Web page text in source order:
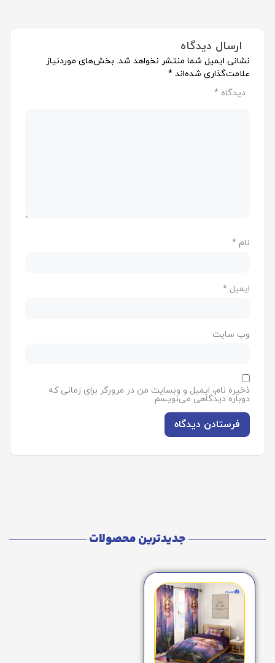
ارسال دیدگاه
نشانی ایمیل شما منتشر نخواهد شد. بخش‌های موردنیاز
علامت‌گذاری شده‌اند *
دیدگاه *
نام *
ایمیل *
وب‌ سایت
ذخیره نام، ایمیل و وبسایت من در مرورگر برای زمانی که
دوباره دیدگاهی می‌نویسم.
جدیدترین محصولات